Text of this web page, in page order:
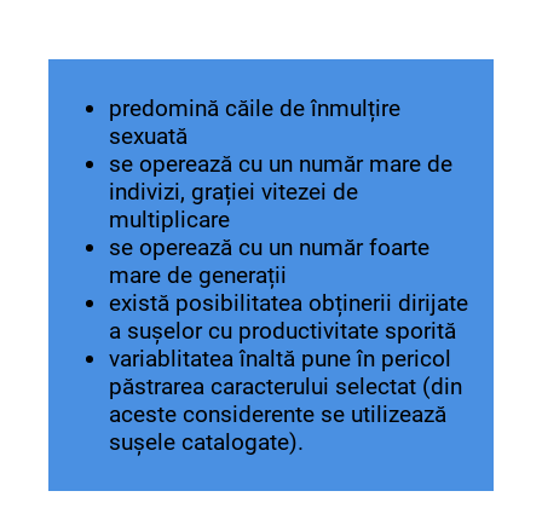
predomină căile de înmulțire
sexuată
se operează cu un număr mare de
indivizi, grației vitezei de
multiplicare
se operează cu un număr foarte
mare de generații
există posibilitatea obținerii dirijate
a sușelor cu productivitate sporită
variablitatea înaltă pune în pericol
păstrarea caracterului selectat (din
aceste considerente se utilizează
sușele catalogate).